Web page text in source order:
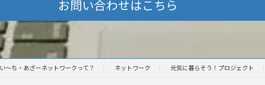
お問い合わせはこちら
い～ち・あざーネットワークって？ ネットワーク 元気に暮らそう！プロジェクト